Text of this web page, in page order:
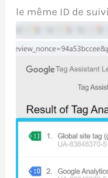
le même ID de